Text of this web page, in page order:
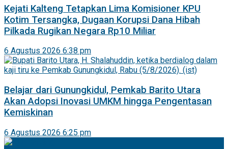
Kejati Kalteng Tetapkan Lima Komisioner KPU
Kotim Tersangka, Dugaan Korupsi Dana Hibah
Pilkada Rugikan Negara Rp10 Miliar
6 Agustus 2026 6:38 pm
Belajar dari Gunungkidul, Pemkab Barito Utara
Akan Adopsi Inovasi UMKM hingga Pengentasan
Kemiskinan
6 Agustus 2026 6:25 pm